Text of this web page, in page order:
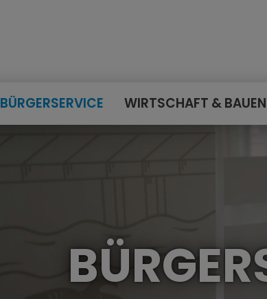
BÜRGERSERVICE WIRTSCHAFT & BAUEN